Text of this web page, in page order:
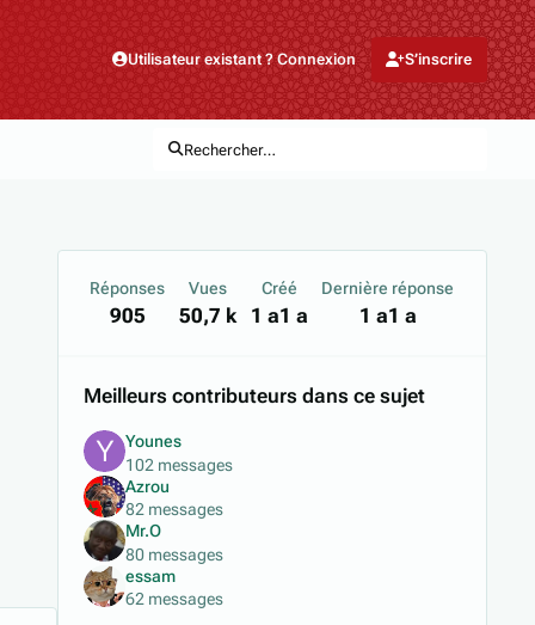
Utilisateur existant ? Connexion S’inscrire
Rechercher…
Réponses
905
Vues
50,7 k
Créé
1 a1 a
Dernière réponse
1 a1 a
Meilleurs contributeurs dans ce sujet
Younes
102 messages
Azrou
82 messages
Mr.O
80 messages
essam
62 messages